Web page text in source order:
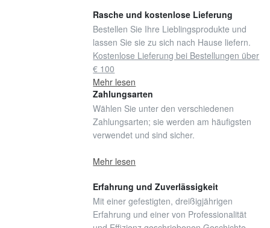
Rasche und kostenlose Lieferung
Bestellen Sie Ihre Lieblingsprodukte und
lassen Sie sie zu sich nach Hause liefern.
Kostenlose Lieferung bei Bestellungen über
€ 100
Mehr lesen
Zahlungsarten
Wählen Sie unter den verschiedenen
Zahlungsarten; sie werden am häufigsten
verwendet und sind sicher.
Mehr lesen
Erfahrung und Zuverlässigkeit
Mit einer gefestigten, dreißigjährigen
Erfahrung und einer von Professionalität